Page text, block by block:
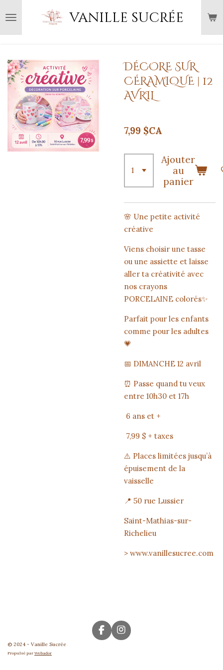
au
contenu
vanille sucrée
DÉCORE SUR
CÉRAMIQUE | 12
AVRIL
7,99 $CA
Ajouter
au
panier
🌸 Une petite activité
créative
Viens choisir une tasse
ou une assiette et laisse
aller ta créativité avec
nos crayons
PORCELAINE colorés✨
Parfait pour les enfants
comme pour les adultes
💗
📅 DIMANCHE 12 avril
⏰ Passe quand tu veux
entre 10h30 et 17h
6 ans et +
7,99 $ + taxes
⚠️ Places limitées jusqu’à
épuisement de la
vaisselle
📍 50 rue Lussier
Saint-Mathias-sur-
Richelieu
> www.vanillesucree.com
F
a
I
n
© 2024 - Vanille Sucrée
Propulsé par Webador